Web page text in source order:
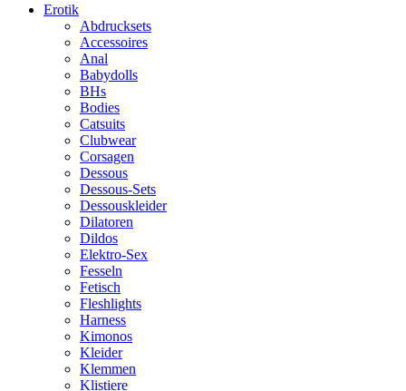
Erotik
Abdrucksets
Accessoires
Anal
Babydolls
BHs
Bodies
Catsuits
Clubwear
Corsagen
Dessous
Dessous-Sets
Dessouskleider
Dilatoren
Dildos
Elektro-Sex
Fesseln
Fetisch
Fleshlights
Harness
Kimonos
Kleider
Klemmen
Klistiere